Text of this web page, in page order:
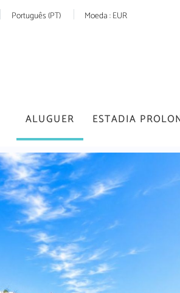
Português (PT) Moeda :EUR
ALUGUER ESTADIA